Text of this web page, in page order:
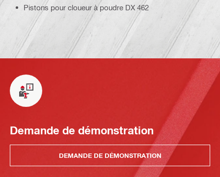
Pistons pour cloueur à poudre DX 462
Demande de démonstration
DEMANDE DE DÉMONSTRATION